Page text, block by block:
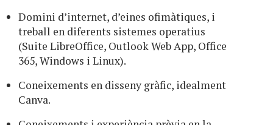
Domini d’internet, d’eines ofimàtiques, i
treball en diferents sistemes operatius
(Suite LibreOffice, Outlook Web App, Office
365, Windows i Linux).
Coneixements en disseny gràfic, idealment
Canva.